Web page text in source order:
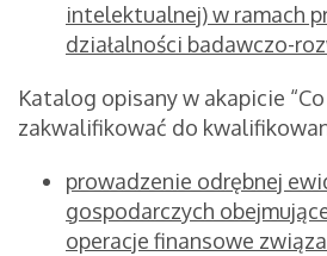
intelektualnej) w ramach
działalności badawczo-
Katalog opisany w akapicie
zakwalifikować do
prowadzenie odrębnej
gospodarczych
operacje finansowe